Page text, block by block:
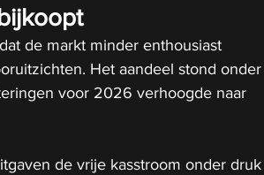
de markt minder enthousiast
Het aandeel stond onder
voor 2026 verhoogde naar
de vrije kasstroom onder druk